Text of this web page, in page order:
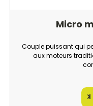
Micro
Couple puissant qui
aux moteurs